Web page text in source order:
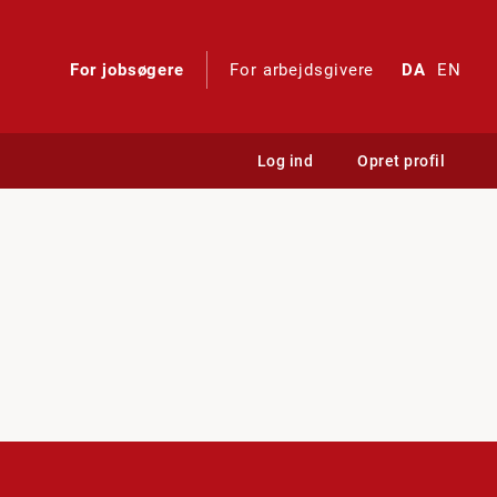
For jobsøgere For arbejdsgivere DA EN
Log ind Opret profil